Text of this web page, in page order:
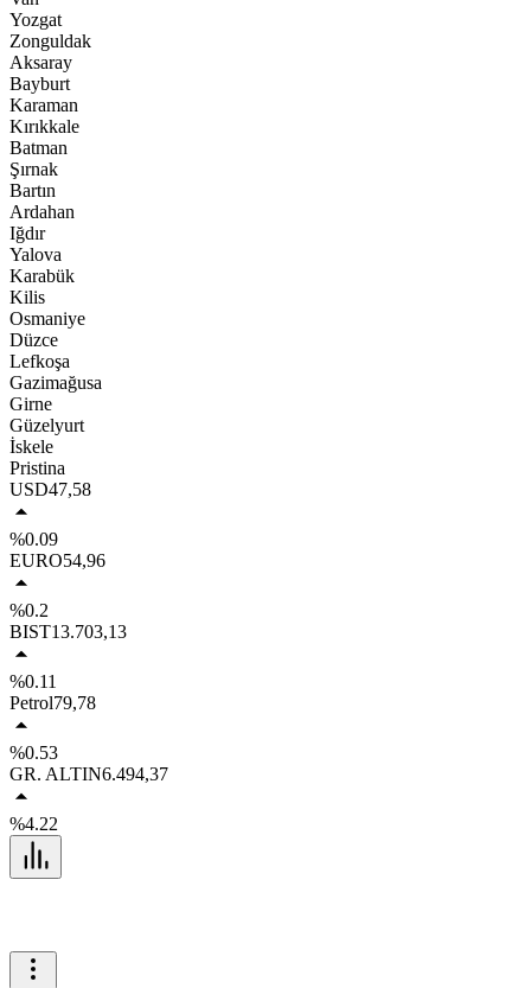
Yozgat
Zonguldak
Aksaray
Bayburt
Karaman
Kırıkkale
Batman
Şırnak
Bartın
Ardahan
Iğdır
Yalova
Karabük
Kilis
Osmaniye
Düzce
Lefkoşa
Gazimağusa
Girne
Güzelyurt
İskele
Pristina
USD47,58
%0.09
EURO54,96
%0.2
BIST13.703,13
%0.11
Petrol79,78
%0.53
GR. ALTIN6.494,37
%4.22